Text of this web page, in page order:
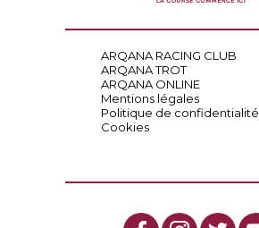
ARQANA RACING CLUB
ARQANA TROT
ARQANA ONLINE
Mentions légales
Politique de confidentialité
Cookies